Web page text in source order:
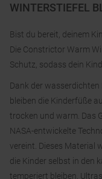
WINTERSTIEFEL
Bist du bereit, deinem
Die Constrictor Warm
Schutz, sodass dein
Dank der
bleiben die Kinderfüße
trocken und warm. Das
NASA-entwickelte
vereint. Dieses Material
die Kinder selbst in den
temperiert bleiben.